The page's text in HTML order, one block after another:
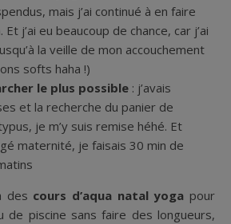
mais j’ai continué à en faire
j’ai eu beaucoup de chance, car j’ai
la veille de mon accouchement
softs haha !)
le plus possible : j’avais
et la recherche du panier de
je m’y suis remise héhé. Et
maternité, je faisais 30 min de
des cours d’aqua natal yoga pour
de piscine sans faire des longueurs,